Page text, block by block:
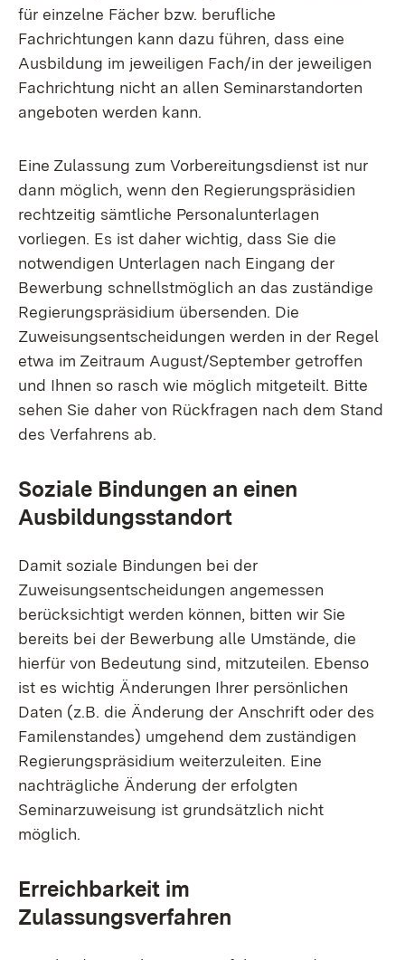
für einzelne Fächer bzw. berufliche
Fachrichtungen kann dazu führen, dass eine
Ausbildung im jeweiligen Fach/in der jeweiligen
Fachrichtung nicht an allen Seminarstandorten
angeboten werden kann.
Eine Zulassung zum Vorbereitungsdienst ist nur
dann möglich, wenn den Regierungspräsidien
rechtzeitig sämtliche Personalunterlagen
vorliegen. Es ist daher wichtig, dass Sie die
notwendigen Unterlagen nach Eingang der
Bewerbung schnellstmöglich an das zuständige
Regierungspräsidium übersenden. Die
Zuweisungsentscheidungen werden in der Regel
etwa im Zeitraum August/September getroffen
und Ihnen so rasch wie möglich mitgeteilt. Bitte
sehen Sie daher von Rückfragen nach dem Stand
des Verfahrens ab.
Soziale Bindungen an einen
Ausbildungsstandort
Damit soziale Bindungen bei der
Zuweisungsentscheidungen angemessen
berücksichtigt werden können, bitten wir Sie
bereits bei der Bewerbung alle Umstände, die
hierfür von Bedeutung sind, mitzuteilen. Ebenso
ist es wichtig Änderungen Ihrer persönlichen
Daten (z.B. die Änderung der Anschrift oder des
Familenstandes) umgehend dem zuständigen
Regierungspräsidium weiterzuleiten. Eine
nachträgliche Änderung der erfolgten
Seminarzuweisung ist grundsätzlich nicht
möglich.
Erreichbarkeit im
Zulassungsverfahren